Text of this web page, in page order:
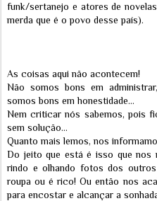
funk/sertanejo e atores de
merda que é o povo desse país).
As coisas aqui não acontecem!
Não somos bons em
somos bons em honestidade...
Nem criticar nós sabemos, pois
sem solução...
Quanto mais lemos, nos
Do jeito que está é isso que nos
rindo e olhando fotos dos
roupa ou é rico! Ou então nos
para encostar e alcançar a